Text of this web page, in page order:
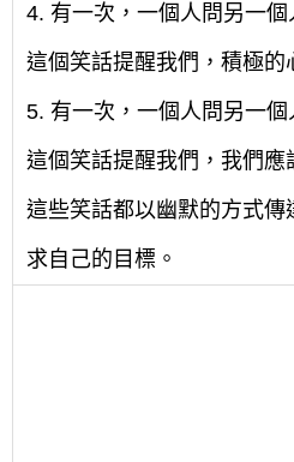
4. 有一次，一個人問另一個
這個笑話提醒我們，積極的
5. 有一次，一個人問另一個
這個笑話提醒我們，我們應
這些笑話都以幽默的方式
求自己的目標。